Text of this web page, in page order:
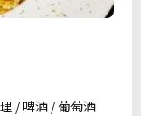
/ 啤酒 / 葡萄酒